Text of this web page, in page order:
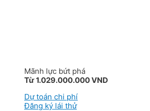
Mãnh lực bứt phá
Từ 1.029.000.000 VND
Dự toán chi phí
Đăng ký lái thử